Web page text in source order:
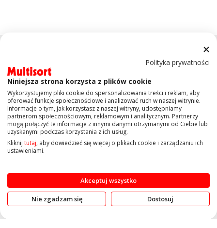
KONTAKT
OBSŁUGA KLIENTA
Copyright © 2019 Multisort.pl. Wszelkie prawa zastrzeżone
Polityka prywatności
Niniejsza strona korzysta z plików cookie
Wykorzystujemy pliki cookie do spersonalizowania treści i reklam, aby
oferować funkcje społecznościowe i analizować ruch w naszej witrynie.
Informacje o tym, jak korzystasz z naszej witryny, udostępniamy
partnerom społecznościowym, reklamowym i analitycznym. Partnerzy
mogą połączyć te informacje z innymi danymi otrzymanymi od Ciebie lub
uzyskanymi podczas korzystania z ich usług.
Kliknij tutaj, aby dowiedzieć się więcej o plikach cookie i zarządzaniu ich
ustawieniami.
Akceptuj wszystko
Nie zgadzam się Dostosuj